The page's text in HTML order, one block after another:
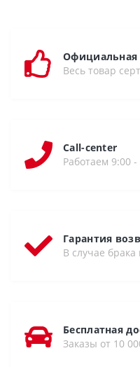
Официальная
Весь товар
Call-center
Работаем 9:00
Гарантия
В случае
Бесплатная
Заказы от 10